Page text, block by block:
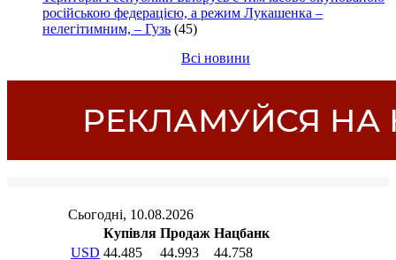
російською федерацією, а режим Лукашенка –
нелегітимним, – Гузь (45)
Всі новини